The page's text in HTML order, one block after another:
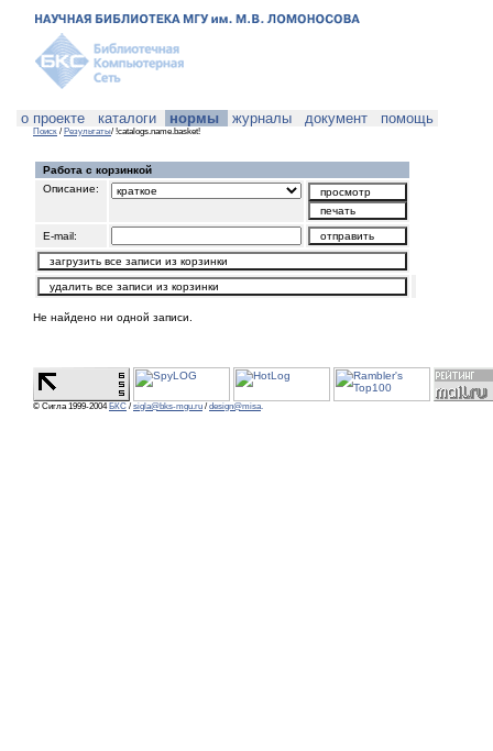
о проекте каталоги нормы журналы документ помощь
Поиск / Результаты/ !catalogs.name.basket!
Работа с корзинкой
Описание:
E-mail:
Не найдено ни одной записи.
© Сигла 1999-2004 БКС / sigla@bks-mgu.ru / design@misa.